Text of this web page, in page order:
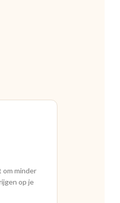
om minder
op je